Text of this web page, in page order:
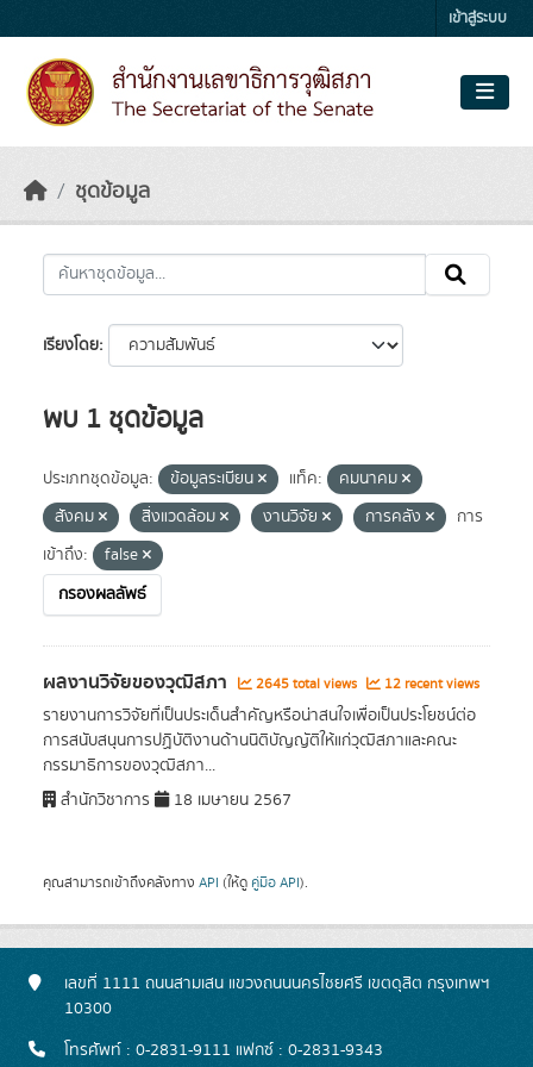
เข้าสู่ระบบ
ชุดข้อมูล
เรียงโดย
พบ 1 ชุดข้อมูล
ประเภทชุดข้อมูล: ข้อมูลระเบียน แท็ค:
คมนาคม
สังคม
สิ่งแวดล้อม งานวิจัย การคลัง
การ
เข้าถึง:
false
กรองผลลัพธ์
ผลงานวิจัยของวุฒิสภา 2645 total views 12 recent views
รายงานการวิจัยที่เป็นประเด็นสำคัญหรือน่าสนใจเพื่อเป็นประโยชน์ต่อ
การสนับสนุนการปฏิบัติงานด้านนิติบัญญัติให้แก่วุฒิสภาและคณะ
กรรมาธิการของวุฒิสภา...
สำนักวิชาการ
18 เมษายน 2567
คุณสามารถเข้าถึงคลังทาง API (ให้ดู คู่มือ API).
เลขที่ 1111 ถนนสามเสน แขวงถนนนครไชยศรี เขตดุสิต กรุงเทพฯ
10300
โทรศัพท์ : 0-2831-9111 แฟกซ์ : 0-2831-9343